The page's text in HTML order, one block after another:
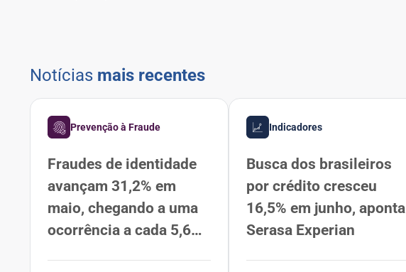
Notícias mais recentes
Prevenção à Fraude
Fraudes de identidade
avançam 31,2% em
maio, chegando a uma
ocorrência a cada 5,6
Indicadores
Busca dos brasileiros
por crédito cresceu
16,5% em junho, aponta
Serasa Experian